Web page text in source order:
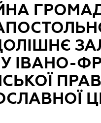
ІВАНО-